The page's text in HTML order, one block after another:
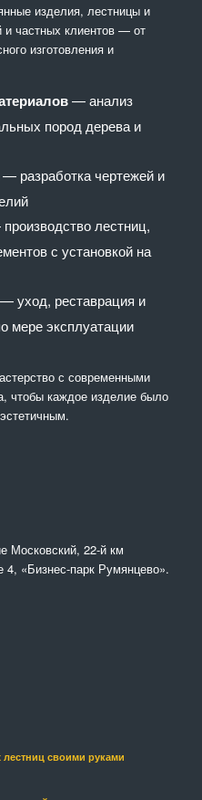
изделия, лестницы и
частных клиентов — от
изготовления и
— анализ
пород дерева и
— разработка чертежей и
лестниц,
с установкой на
уход, реставрация и
мере эксплуатации
с современными
чтобы каждое изделие было
Московский, 22-й км
4, «Бизнес-парк Румянцево».
своими руками